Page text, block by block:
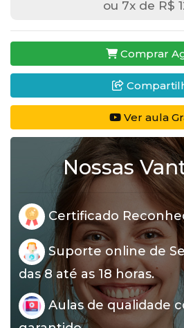
ou 7x de R$
Comprar
Ver aula
Nossas
Certificado
Suporte online de
das 8 até as 18 horas.
Aulas de qualidade